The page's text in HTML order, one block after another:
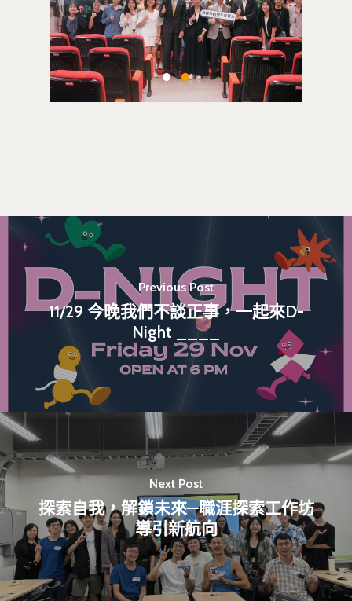
Previous Post
11/29 今晚我們不談正事，一起來D-
Night ____
Next Post
探索自我，解鎖未來—職涯探索工作坊
導引新航向
團隊成員
領域專長
24hrs D
創新領域學士學位學程
創意創業學分學程
領導學分學程
跟著董總實習
企業出題X臺大解題
探索學習計畫
相關表單
D電子報
EN
Room 409, Building for
Research Excellence.
Siyuan St, Zhongzheng
Taipei City 100047,